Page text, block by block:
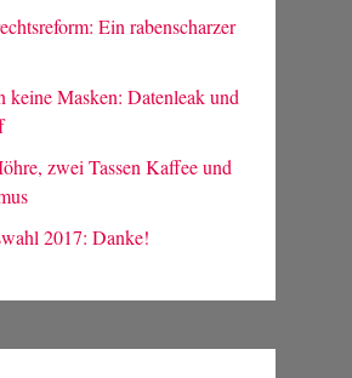
Ein rabenscharzer
keine Masken: Datenleak und
zwei Tassen Kaffee und
2017: Danke!